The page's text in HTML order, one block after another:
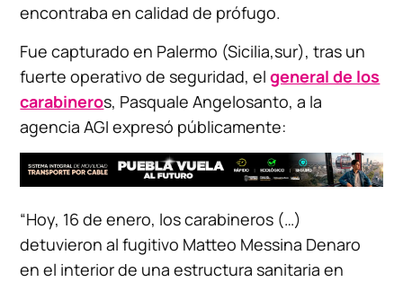
encontraba en calidad de prófugo.
Fue capturado en Palermo (Sicilia,sur), tras un
fuerte operativo de seguridad, elgeneral de los
carabineros, Pasquale Angelosanto, a la
agencia AGI expresó públicamente:
“Hoy, 16 de enero, los carabineros (…)
detuvieron al fugitivo Matteo Messina Denaro
en el interior de una estructura sanitaria en